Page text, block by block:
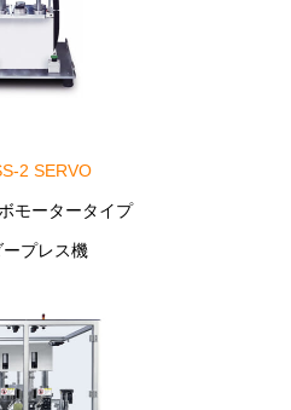
2 SERVO
モータータイプ
プレス機